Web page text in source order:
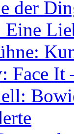
der
Face